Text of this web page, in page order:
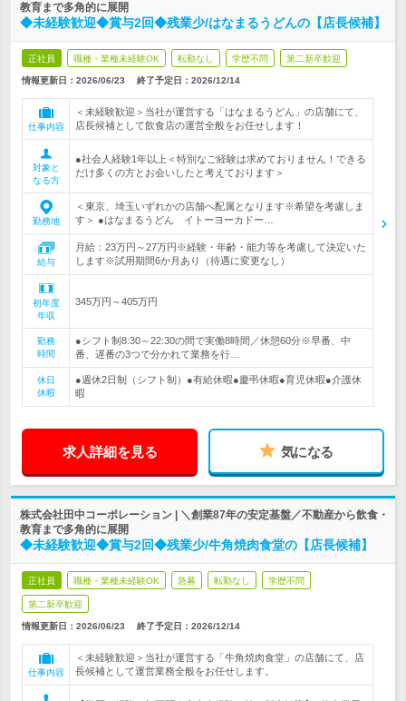
教育まで多角的に展開
◆未経験歓迎◆賞与2回◆残業少/はなまるうどんの【店長候補】
正社員 職種・業種未経験OK 転勤なし 学歴不問 第二新卒歓迎
情報更新日：2026/06/23 終了予定日： 2026/12/14
仕事内容
＜未経験歓迎＞当社が運営する「はなまるうどん」の店舗にて、
店長候補として飲食店の運営全般をお任せします！
対象と
なる方
●社会人経験1年以上＜特別なご経験は求めておりません！できる
だけ多くの方とお会いしたと考えております＞
勤務地
＜東京、埼玉いずれかの店舗へ配属となります※希望を考慮しま
す＞ ●はなまるうどん イトーヨーカドー…
給与
月給：23万円～27万円※経験・年齢・能力等を考慮して決定いた
します※試用期間6か月あり（待遇に変更なし）
初年度
年収
345万円～405万円
勤務
時間
●シフト制8:30～22:30の間で実働8時間／休憩60分※早番、中
番、遅番の3つで分かれて業務を行…
休日
休暇
●週休2日制（シフト制）●有給休暇●慶弔休暇●育児休暇●介護休
暇
求人詳細を見る 気になる
株式会社田中コーポレーション | ＼創業87年の安定基盤／不動産から飲食・
教育まで多角的に展開
◆未経験歓迎◆賞与2回◆残業少/牛角焼肉食堂の【店長候補】
正社員 職種・業種未経験OK 急募 転勤なし 学歴不問
第二新卒歓迎
情報更新日：2026/06/23 終了予定日： 2026/12/14
仕事内容
＜未経験歓迎＞当社が運営する「牛角焼肉食堂」の店舗にて、店
長候補として運営業務全般をお任せします。